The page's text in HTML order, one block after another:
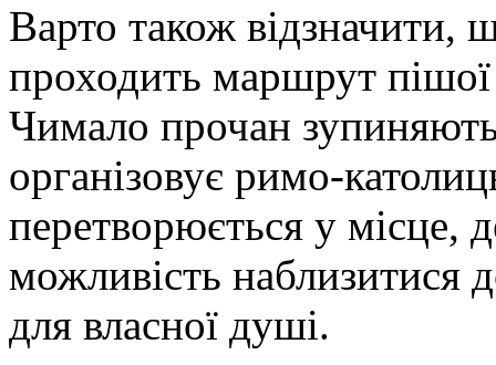
Варто також відзначити,
проходить маршрут
Чимало прочан
організовує римо-
перетворюється у місце,
можливість наблизитися
для власної душі.